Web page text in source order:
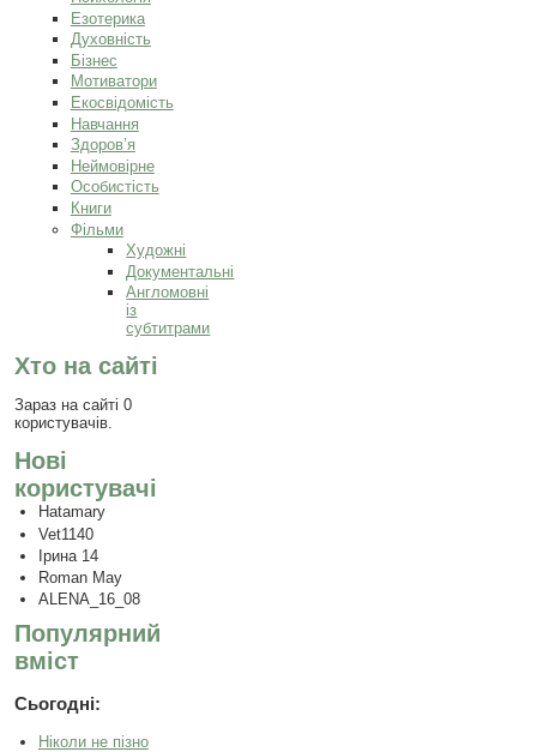
Езотерика
Духовність
Бізнес
Мотиватори
Екосвідомість
Навчання
Здоров’я
Неймовірне
Особистість
Книги
Фільми
Художні
Документальні
Англомовні
із
субтитрами
Хто на сайті
Зараз на сайті 0
користувачів.
Нові
користувачі
Hatamary
Vet1140
Ірина 14
Roman May
ALENA_16_08
Популярний
вміст
Сьогодні:
Ніколи не пізно